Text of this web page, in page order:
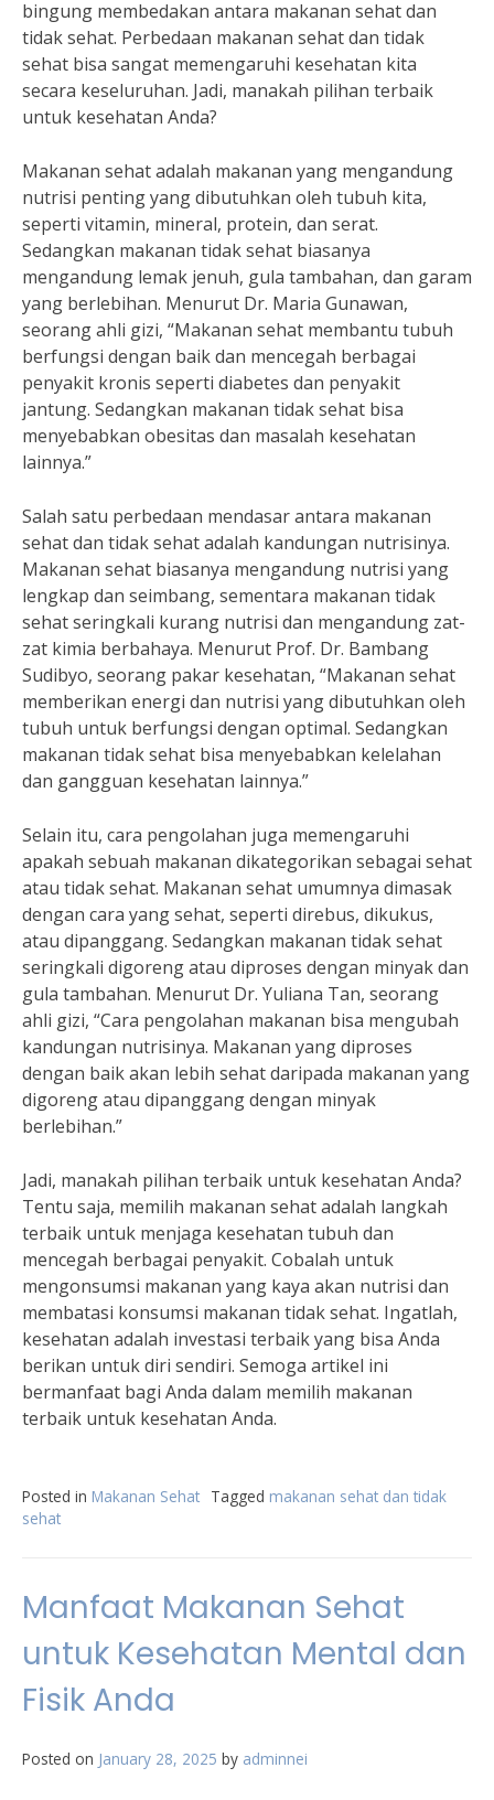
bingung membedakan antara makanan sehat dan
tidak sehat. Perbedaan makanan sehat dan tidak
sehat bisa sangat memengaruhi kesehatan kita
secara keseluruhan. Jadi, manakah pilihan terbaik
untuk kesehatan Anda?
Makanan sehat adalah makanan yang mengandung
nutrisi penting yang dibutuhkan oleh tubuh kita,
seperti vitamin, mineral, protein, dan serat.
Sedangkan makanan tidak sehat biasanya
mengandung lemak jenuh, gula tambahan, dan garam
yang berlebihan. Menurut Dr. Maria Gunawan,
seorang ahli gizi, “Makanan sehat membantu tubuh
berfungsi dengan baik dan mencegah berbagai
penyakit kronis seperti diabetes dan penyakit
jantung. Sedangkan makanan tidak sehat bisa
menyebabkan obesitas dan masalah kesehatan
lainnya.”
Salah satu perbedaan mendasar antara makanan
sehat dan tidak sehat adalah kandungan nutrisinya.
Makanan sehat biasanya mengandung nutrisi yang
lengkap dan seimbang, sementara makanan tidak
sehat seringkali kurang nutrisi dan mengandung zat-
zat kimia berbahaya. Menurut Prof. Dr. Bambang
Sudibyo, seorang pakar kesehatan, “Makanan sehat
memberikan energi dan nutrisi yang dibutuhkan oleh
tubuh untuk berfungsi dengan optimal. Sedangkan
makanan tidak sehat bisa menyebabkan kelelahan
dan gangguan kesehatan lainnya.”
Selain itu, cara pengolahan juga memengaruhi
apakah sebuah makanan dikategorikan sebagai sehat
atau tidak sehat. Makanan sehat umumnya dimasak
dengan cara yang sehat, seperti direbus, dikukus,
atau dipanggang. Sedangkan makanan tidak sehat
seringkali digoreng atau diproses dengan minyak dan
gula tambahan. Menurut Dr. Yuliana Tan, seorang
ahli gizi, “Cara pengolahan makanan bisa mengubah
kandungan nutrisinya. Makanan yang diproses
dengan baik akan lebih sehat daripada makanan yang
digoreng atau dipanggang dengan minyak
berlebihan.”
Jadi, manakah pilihan terbaik untuk kesehatan Anda?
Tentu saja, memilih makanan sehat adalah langkah
terbaik untuk menjaga kesehatan tubuh dan
mencegah berbagai penyakit. Cobalah untuk
mengonsumsi makanan yang kaya akan nutrisi dan
membatasi konsumsi makanan tidak sehat. Ingatlah,
kesehatan adalah investasi terbaik yang bisa Anda
berikan untuk diri sendiri. Semoga artikel ini
bermanfaat bagi Anda dalam memilih makanan
terbaik untuk kesehatan Anda.
Posted in Makanan Sehat Tagged makanan sehat dan tidak
sehat
Manfaat Makanan Sehat
untuk Kesehatan Mental dan
Fisik Anda
Posted on January 28, 2025 by adminnei